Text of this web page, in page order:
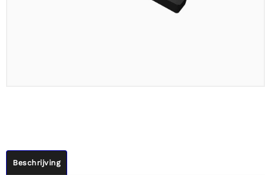
Beschrijving